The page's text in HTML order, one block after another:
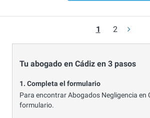
1 2
Tu abogado en Cádiz en 3 pasos
1. Completa el formulario
Para encontrar Abogados Negligencia en
formulario.